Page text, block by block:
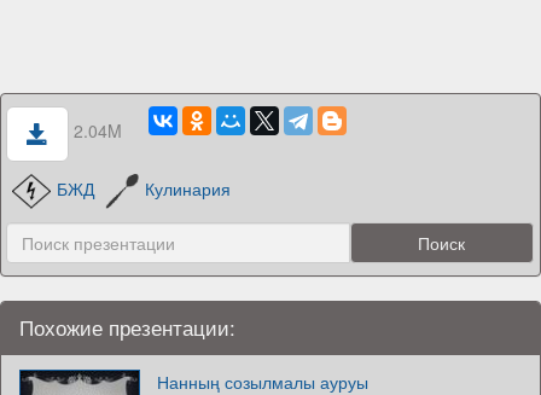
2.04M
БЖД Кулинария
Похожие презентации:
Нанның созылмалы ауруы